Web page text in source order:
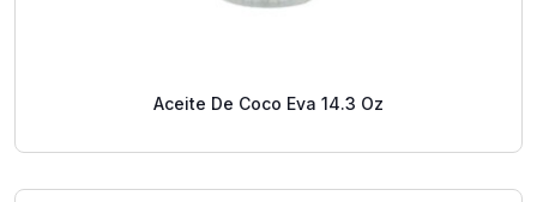
Aceite De Coco Eva 14.3 Oz